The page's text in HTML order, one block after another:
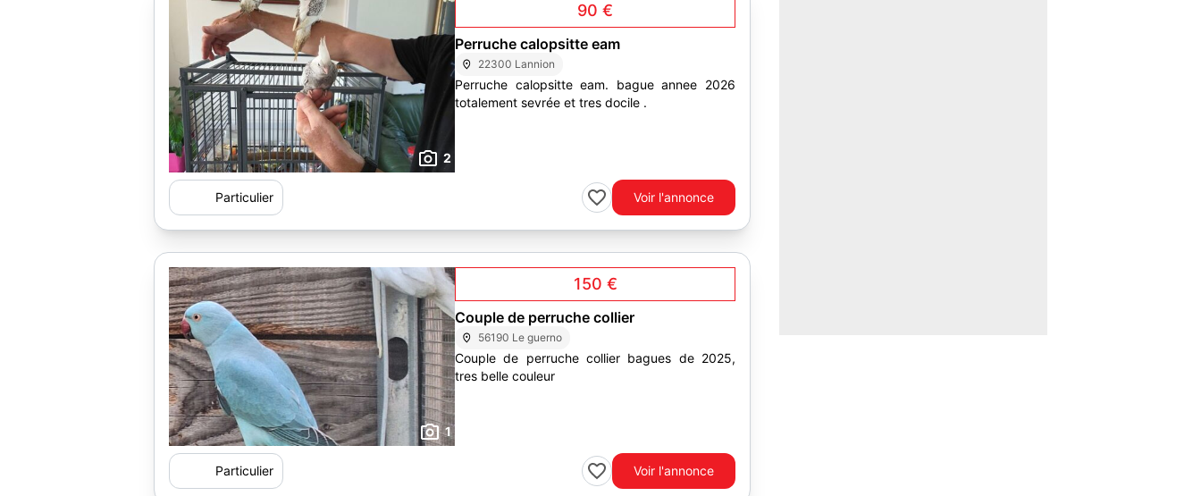
2
90 €
Perruche calopsitte eam
22300 Lannion
Perruche calopsitte eam. bague annee 2026
totalement sevrée et tres docile .
Particulier Voir l'annonce
1
150 €
Couple de perruche collier
56190 Le guerno
Couple de perruche collier bagues de 2025,
tres belle couleur
Particulier Voir l'annonce